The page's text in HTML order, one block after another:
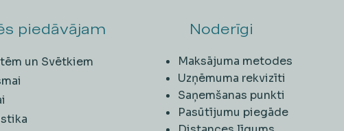
piedāvājam
un Svētkiem
Noderīgi
Maksājuma metodes
Uzņēmuma rekvizīti
Saņemšanas punkti
Pasūtījumu piegāde